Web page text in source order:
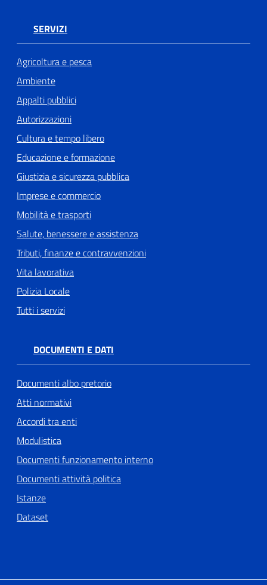
SERVIZI
Agricoltura e pesca
Ambiente
Appalti pubblici
Autorizzazioni
Cultura e tempo libero
Educazione e formazione
Giustizia e sicurezza pubblica
Imprese e commercio
Mobilità e trasporti
Salute, benessere e assistenza
Tributi, finanze e contravvenzioni
Vita lavorativa
Polizia Locale
Tutti i servizi
DOCUMENTI E DATI
Documenti albo pretorio
Atti normativi
Accordi tra enti
Modulistica
Documenti funzionamento interno
Documenti attività politica
Istanze
Dataset